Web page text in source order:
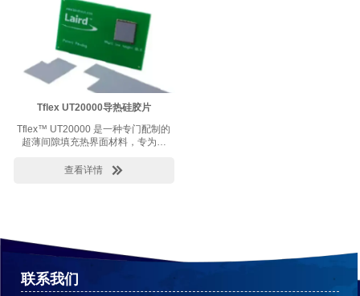
Tflex HD80000材料非常柔软，却也
可以手动装配和应用，无需借助玻
璃纤维和其他强化层以便保持产品
卓越的热力性能。
Tflex UT20000导热硅胶片
Tflex™ UT20000 是一种专门配制的
超薄间隙填充热界面材料，专为薄
顺应性。它的设计没有嵌入增强玻
查看详情 
联系我们